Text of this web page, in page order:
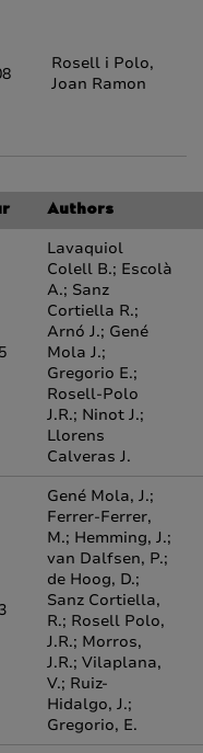
Rosell i Polo,
Joan Ramon
Authors
Lavaquiol
Colell B.; Escolà
A.; Sanz
Cortiella R.;
Arnó J.; Gené
Mola J.;
Gregorio E.;
Rosell-Polo
J.R.; Ninot J.;
Llorens
Calveras J.
Gené Mola, J.;
Ferrer-Ferrer,
M.; Hemming, J.;
van Dalfsen, P.;
de Hoog, D.;
Sanz Cortiella,
R.; Rosell Polo,
J.R.; Morros,
J.R.; Vilaplana,
V.; Ruiz-
Hidalgo, J.;
Gregorio, E.